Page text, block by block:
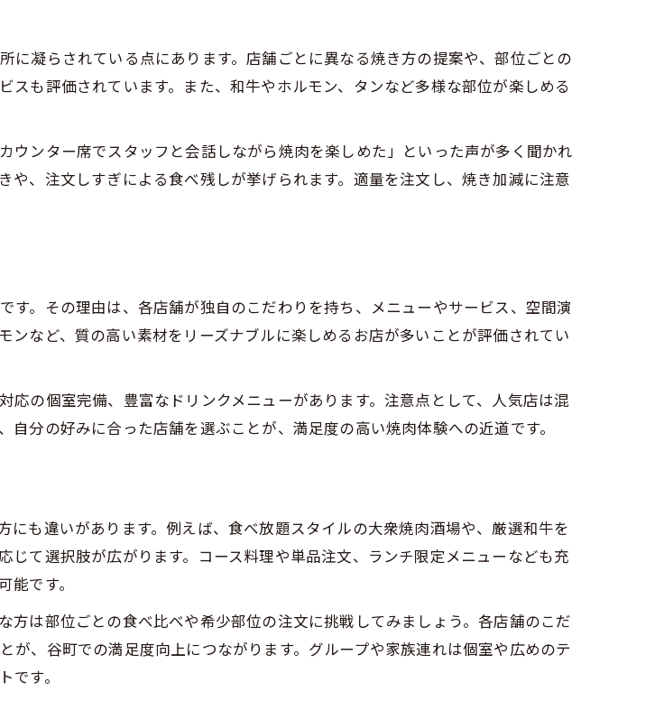
焼肉店選びに迷わないコツ
見る谷町の焼肉選びポイント
重視した谷町での店舗選び術
す谷町の夜の過ごし方
な谷町の焼肉で夜を満喫する方法
グ常連店で過ごす谷町の夜体験
凝らされている点にあります。店舗ごとに異なる焼き方の提案や、部位ごとの
も評価されています。また、和牛やホルモン、タンなど多様な部位が楽しめる
ンター席でスタッフと会話しながら焼肉を楽しめた」といった声が多く聞かれ
、注文しすぎによる食べ残しが挙げられます。適量を注文し、焼き加減に注意
。その理由は、各店舗が独自のこだわりを持ち、メニューやサービス、空間演
など、質の高い素材をリーズナブルに楽しめるお店が多いことが評価されてい
の個室完備、豊富なドリンクメニューがあります。注意点として、人気店は混
分の好みに合った店舗を選ぶことが、満足度の高い焼肉体験への近道です。
も違いがあります。例えば、食べ放題スタイルの大衆焼肉酒場や、厳選和牛を
て選択肢が広がります。コース料理や単品注文、ランチ限定メニューなども充
です。
は部位ごとの食べ比べや希少部位の注文に挑戦してみましょう。各店舗のこだ
、谷町での満足度向上につながります。グループや家族連れは個室や広めのテ
す。
い合わせはこちら
い合わせはこちら